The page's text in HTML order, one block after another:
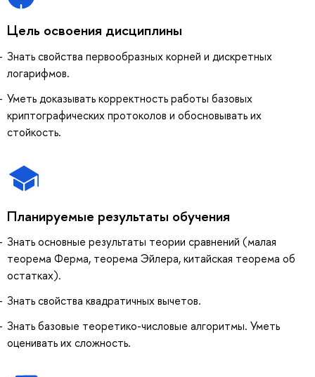
Цель освоения дисциплины
Знать свойства первообразных корней и дискретных
логарифмов.
Уметь доказывать корректность работы базовых
криптографических протоколов и обосновывать их
стойкость.
Планируемые результаты обучения
Знать основные результаты теории сравнений (малая
теорема Ферма, теорема Эйлера, китайская теорема об
остатках).
Знать свойства квадратичных вычетов.
Знать базовые теоретико-числовые алгоритмы. Уметь
оценивать их сложность.